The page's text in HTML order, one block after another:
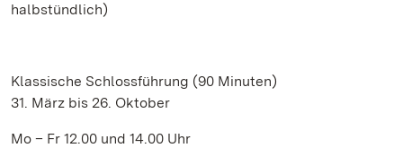
halbstündlich)
Klassische Schlossführung (90 Minuten)
31. März bis 26. Oktober
Mo – Fr 12.00 und 14.00 Uhr